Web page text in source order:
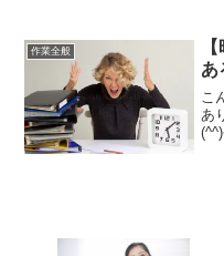
苦
作業全般
あ
こ
あ